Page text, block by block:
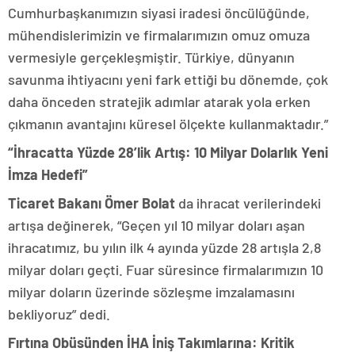
Cumhurbaşkanımızın siyasi iradesi öncülüğünde,
mühendislerimizin ve firmalarımızın omuz omuza
vermesiyle gerçekleşmiştir. Türkiye, dünyanın
savunma ihtiyacını yeni fark ettiği bu dönemde, çok
daha önceden stratejik adımlar atarak yola erken
çıkmanın avantajını küresel ölçekte kullanmaktadır.”
“İhracatta Yüzde 28’lik Artış: 10 Milyar Dolarlık Yeni
İmza Hedefi”
Ticaret Bakanı Ömer Bolat da ihracat verilerindeki
artışa değinerek, “Geçen yıl 10 milyar doları aşan
ihracatımız, bu yılın ilk 4 ayında yüzde 28 artışla 2,8
milyar doları geçti. Fuar süresince firmalarımızın 10
milyar doların üzerinde sözleşme imzalamasını
bekliyoruz” dedi.
Fırtına Obüsünden İHA İniş Takımlarına: Kritik